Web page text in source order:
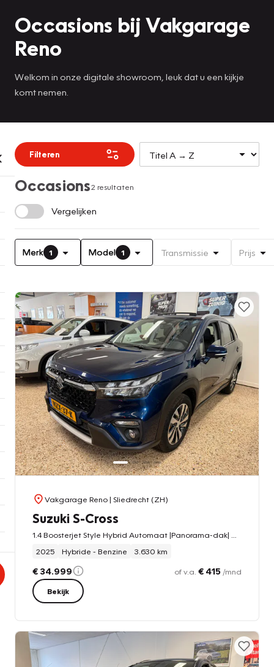
Occasions bij Vakgarage
Reno
Welkom in onze digitale showroom, leuk dat u een kijkje
komt nemen.
Filteren
Occasions2 resultaten
Vergelijken
Merk 1 Model 1 Transmissie Prijs
Vakgarage Reno| Sliedrecht (ZH)
Suzuki S-Cross
2025
Hybride - Benzine 3.630 km
€ 34.999 of v.a. € 415 /mnd
Bekijk